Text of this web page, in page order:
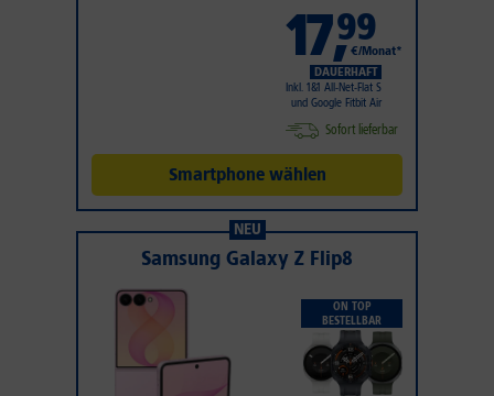
17,99
€/Monat*
DAUERHAFT
Inkl. 1&1 All-Net-Flat S
und Google Fitbit Air
Sofort lieferbar
Smartphone wählen
NEU
Samsung Galaxy Z Flip8
ON TOP
BESTELLBAR